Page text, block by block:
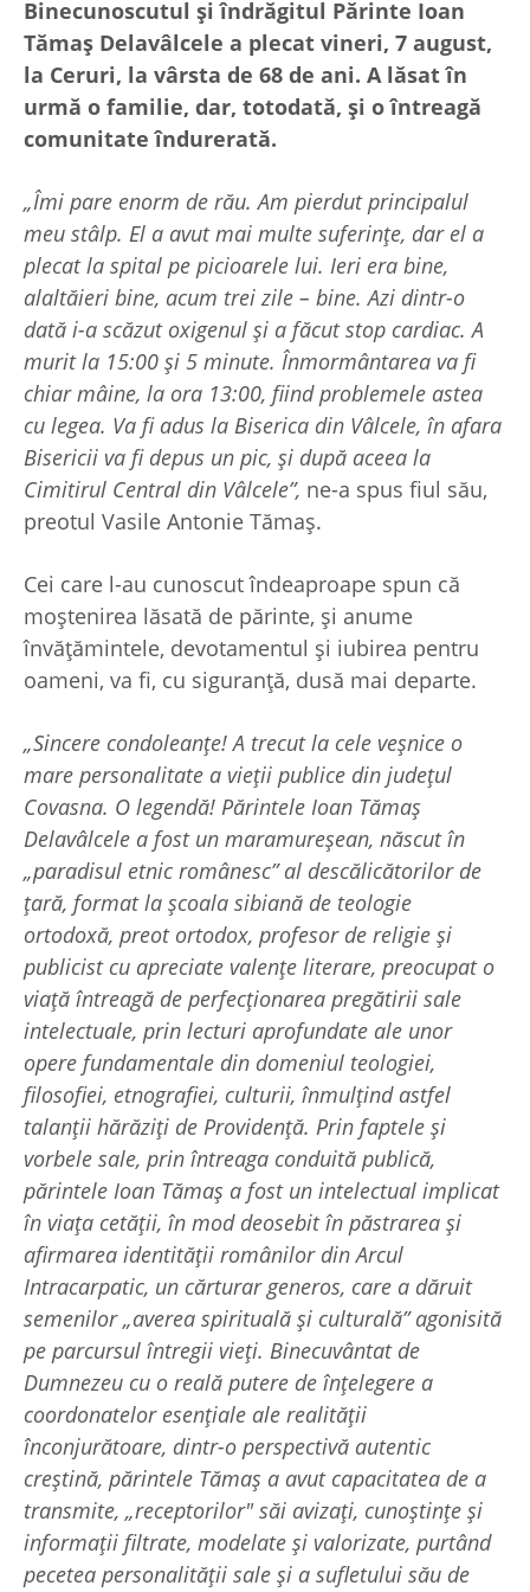
Binecunoscutul și îndrăgitul Părinte Ioan
Tămaș Delavâlcele a plecat vineri, 7 august,
la Ceruri, la vârsta de 68 de ani. A lăsat în
urmă o familie, dar, totodată, și o întreagă
comunitate îndurerată.
„Îmi pare enorm de rău. Am pierdut principalul
meu stâlp. El a avut mai multe suferințe, dar el a
plecat la spital pe picioarele lui. Ieri era bine,
alaltăieri bine, acum trei zile – bine. Azi dintr-o
dată i-a scăzut oxigenul și a făcut stop cardiac. A
murit la 15:00 și 5 minute. Înmormântarea va fi
chiar mâine, la ora 13:00, fiind problemele astea
cu legea. Va fi adus la Biserica din Vâlcele, în afara
Bisericii va fi depus un pic, și după aceea la
Cimitirul Central din Vâlcele”, ne-a spus fiul său,
preotul Vasile Antonie Tămaș.
Cei care l-au cunoscut îndeaproape spun că
moștenirea lăsată de părinte, și anume
învățămintele, devotamentul și iubirea pentru
oameni, va fi, cu siguranță, dusă mai departe.
„Sincere condoleanţe! A trecut la cele veșnice o
mare personalitate a vieții publice din județul
Covasna. O legendă! Părintele Ioan Tămaș
Delavâlcele a fost un maramureșean, născut în
„paradisul etnic românesc” al descălicătorilor de
țară, format la școala sibiană de teologie
ortodoxă, preot ortodox, profesor de religie și
publicist cu apreciate valențe literare, preocupat o
viață întreagă de perfecționarea pregătirii sale
intelectuale, prin lecturi aprofundate ale unor
opere fundamentale din domeniul teologiei,
filosofiei, etnografiei, culturii, înmulțind astfel
talanții hărăziți de Providență. Prin faptele și
vorbele sale, prin întreaga conduită publică,
părintele Ioan Tămaș a fost un intelectual implicat
în viața cetății, în mod deosebit în păstrarea și
afirmarea identității românilor din Arcul
Intracarpatic, un cărturar generos, care a dăruit
semenilor „averea spirituală și culturală” agonisită
pe parcursul întregii vieți. Binecuvântat de
Dumnezeu cu o reală putere de înţelegere a
coordonatelor esenţiale ale realităţii
înconjurătoare, dintr-o perspectivă autentic
creştină, părintele Tămaş a avut capacitatea de a
transmite, „receptorilor" săi avizaţi, cunoştinţe şi
informaţii filtrate, modelate şi valorizate, purtând
pecetea personalităţii sale şi a sufletului său de